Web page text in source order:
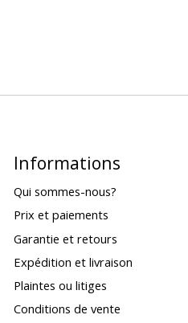
Informations
Qui sommes-nous?
Prix et paiements
Garantie et retours
Expédition et livraison
Plaintes ou litiges
Conditions de vente